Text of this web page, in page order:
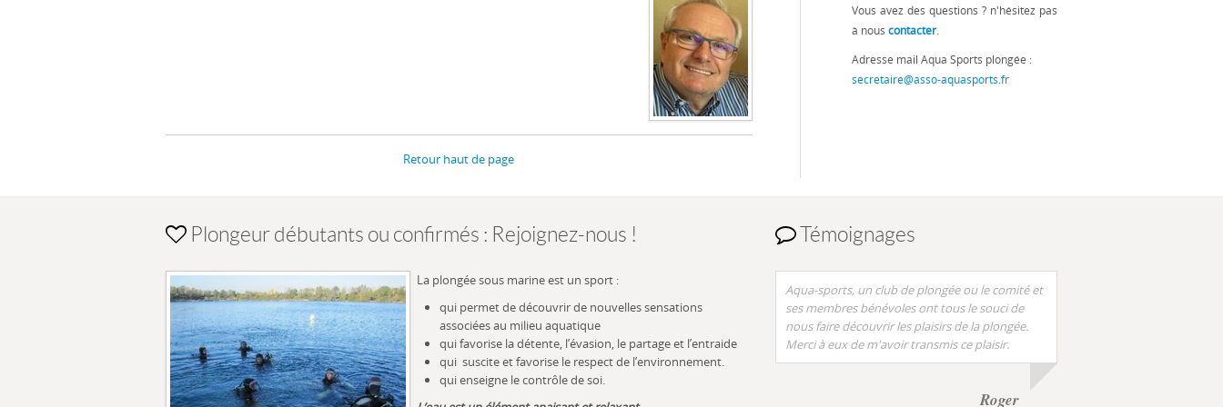
Retour haut de page
Vous avez des questions ? n'hésitez pas
à nous contacter.
Adresse mail Aqua Sports plongée :
secretaire@asso-aquasports.fr
Plongeur débutants ou confirmés : Rejoignez-nous !
La plongée sous marine est un sport :
qui permet de découvrir de nouvelles sensations
associées au milieu aquatique
qui favorise la détente, l’évasion, le partage et l’entraide
qui suscite et favorise le respect de l’environnement.
qui enseigne le contrôle de soi.
Témoignages
Aqua-sports, un club de plongée ou le comité et
ses membres bénévoles ont tous le souci de
nous faire découvrir les plaisirs de la plongée.
Merci à eux de m'avoir transmis ce plaisir.
Roger